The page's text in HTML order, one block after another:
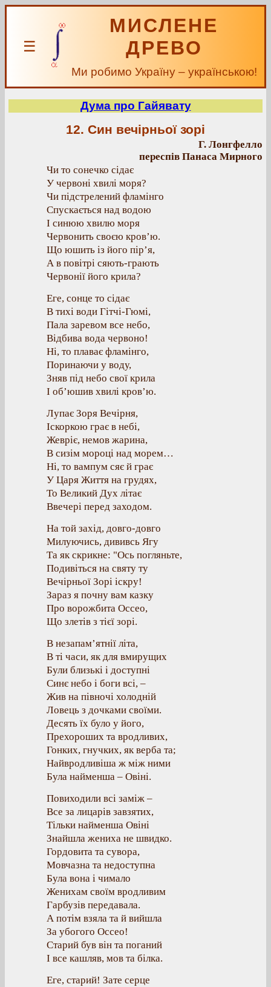
☰
МИСЛЕНЕ
ДРЕВО
Ми робимо Україну – українською!
Дума про Гайявату
12. Син вечірньої зорі
Г. Лонгфелло
переспів Панаса Мирного
Чи то сонечко сідає
У червоні хвилі моря?
Чи підстрелений фламінго
Спускається над водою
І синюю хвилю моря
Червонить своєю кров’ю.
Що юшить із його пір’я,
А в повітрі сяють-грають
Червонії його крила?
Еге, сонце то сідає
В тихі води Гітчі-Гюмі,
Пала заревом все небо,
Відбива вода червоно!
Ні, то плаває фламінго,
Поринаючи у воду,
Зняв під небо свої крила
І об’юшив хвилі кров’ю.
Лупає Зоря Вечірня,
Іскоркою грає в небі,
Жевріє, немов жарина,
В сизім мороці над морем…
Ні, то вампум сяє й грає
У Царя Життя на грудях,
То Великий Дух літає
Ввечері перед заходом.
На той захід, довго-довго
Милуючись, дививсь Ягу
Та як скрикне: "Ось погляньте,
Подивіться на святу ту
Вечірньої Зорі іскру!
Зараз я почну вам казку
Про ворожбита Оссео,
Що злетів з тієї зорі.
В незапам’ятнії літа,
В ті часи, як для вмирущих
Були близькі і доступні
Синє небо і боги всі, –
Жив на півночі холодній
Ловець з дочками своїми.
Десять їх було у його,
Прехороших та вродливих,
Гонких, гнучких, як верба та;
Найвродливіша ж між ними
Була найменша – Овіні.
Повиходили всі заміж –
Все за лицарів завзятих,
Тільки найменша Овіні
Знайшла жениха не швидко.
Гордовита та сувора,
Мовчазна та недоступна
Була вона і чимало
Женихам своїм вродливим
Гарбузів передавала.
А потім взяла та й вийшла
За убогого Оссео!
Старий був він та поганий
І все кашляв, мов та білка.
Еге, старий! Зате серце